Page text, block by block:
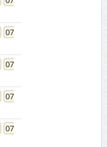
07
07
07
07